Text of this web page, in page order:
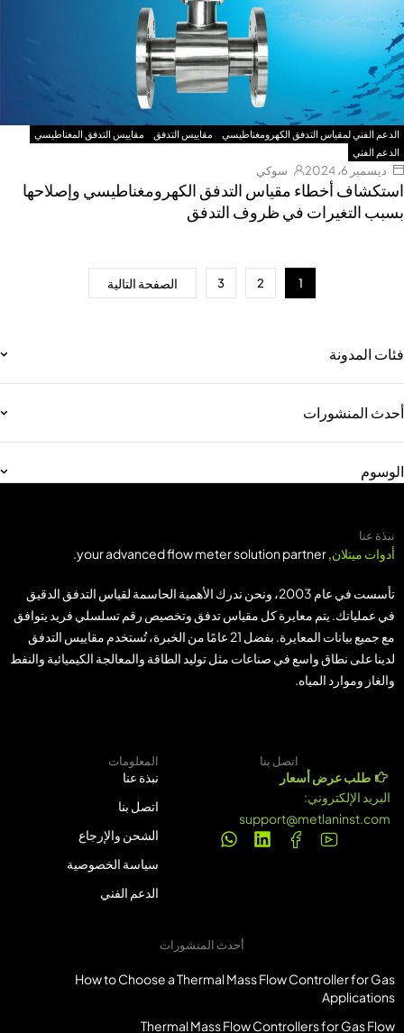
الدعم الفني لمقياس التدفق الكهرومغناطيسي مقاييس التدفق
مقاييس التدفق المغناطيسي
الدعم الفني
ديسمبر 6، 2024 سوكي
استكشاف أخطاء مقياس التدفق الكهرومغناطيسي وإصلاحها
بسبب التغيرات في ظروف التدفق
1
2
3 الصفحة التالية
فئات المدونة
أحدث المنشورات
الوسوم
نبذة عنا
أدوات ميتلان, your advanced flow meter solution partner.
تأسست في عام 2003، ونحن ندرك الأهمية الحاسمة لقياس التدفق الدقيق
في عملياتك. يتم معايرة كل مقياس تدفق وتخصيص رقم تسلسلي فريد يتوافق
مع جميع بيانات المعايرة. بفضل 21 عامًا من الخبرة، تُستخدم مقاييس التدفق
لدينا على نطاق واسع في صناعات مثل توليد الطاقة والمعالجة الكيميائية والنفط
والغاز وموارد المياه.
اتصل بنا
طلب عرض أسعار
البريد الإلكتروني:
support@metlaninst.com
المعلومات
نبذة عنا
اتصل بنا
الشحن والإرجاع
سياسة الخصوصية
الدعم الفني
أحدث المنشورات
How to Choose a Thermal Mass Flow Controller for Gas
Applications
Thermal Mass Flow Controllers for Gas Flow